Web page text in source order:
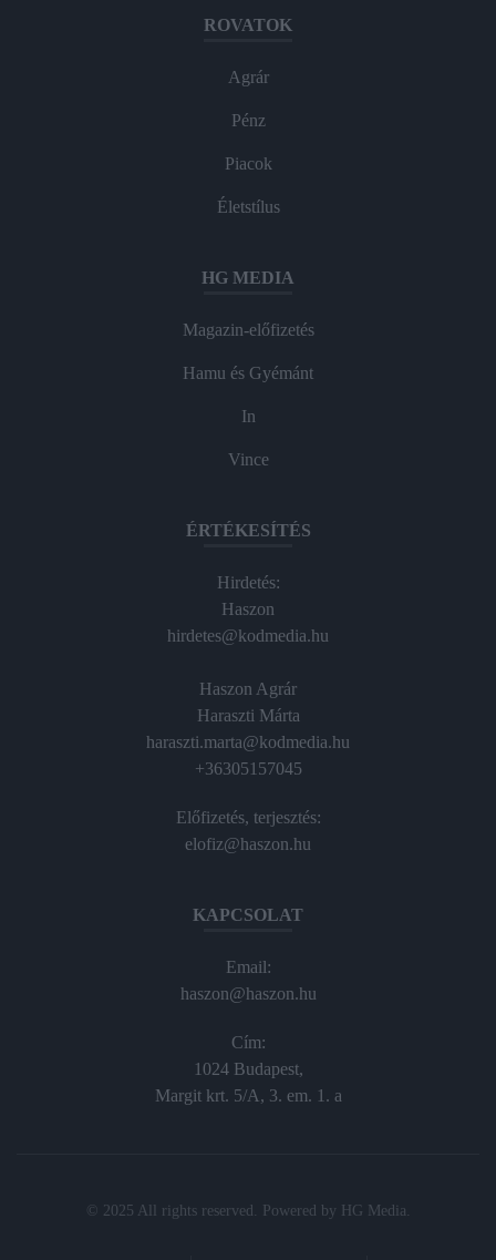
ROVATOK
Agrár
Pénz
Piacok
Életstílus
HG MEDIA
Magazin-előfizetés
Hamu és Gyémánt
In
Vince
ÉRTÉKESÍTÉS
Hirdetés:
Haszon
hirdetes@kodmedia.hu
Haszon Agrár
Haraszti Márta
haraszti.marta@kodmedia.hu
+36305157045
Előfizetés, terjesztés:
elofiz@haszon.hu
KAPCSOLAT
Email:
haszon@haszon.hu
Cím:
1024 Budapest,
Margit krt. 5/A, 3. em. 1. a
© 2025 All rights reserved. Powered by HG Media